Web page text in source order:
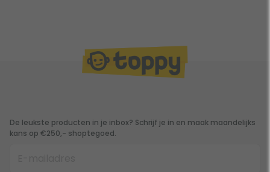
De leukste producten in je inbox? Schrijf je in en maak maandelijks
kans op €250,- shoptegoed.